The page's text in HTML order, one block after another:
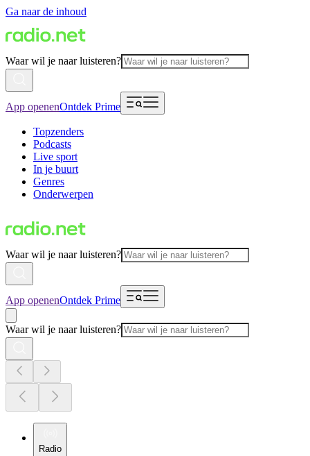
Ga naar de inhoud
Waar wil je naar luisteren?
App openenOntdek Prime
Topzenders
Podcasts
Live sport
In je buurt
Genres
Onderwerpen
Waar wil je naar luisteren?
App openenOntdek Prime
Waar wil je naar luisteren?
Radio